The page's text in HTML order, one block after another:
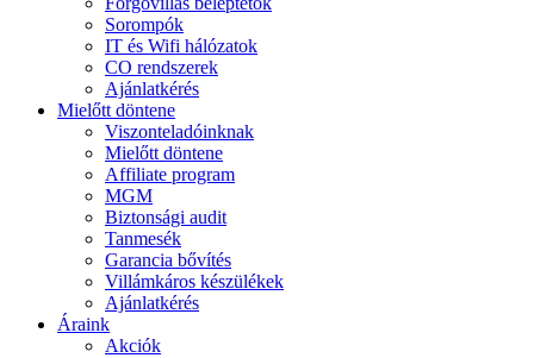
Sorompók
IT és Wifi hálózatok
CO rendszerek
Ajánlatkérés
Mielőtt döntene
Viszonteladóinknak
Mielőtt döntene
Affiliate program
MGM
Biztonsági audit
Tanmesék
Garancia bővítés
Villámkáros készülékek
Ajánlatkérés
Áraink
Akciók